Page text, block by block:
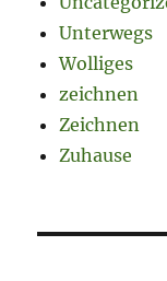
Unterwegs
Wolliges
zeichnen
Zeichnen
Zuhause